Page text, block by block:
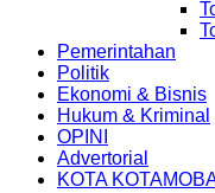
Pemerintahan
Politik
Ekonomi & Bisnis
Hukum & Kriminal
OPINI
Advertorial
KOTA